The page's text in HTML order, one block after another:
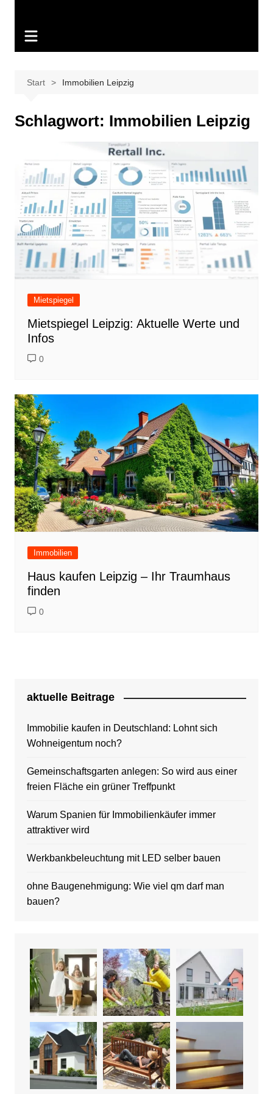
Start Immobilien Leipzig
Schlagwort: Immobilien Leipzig
Mietspiegel
Mietspiegel Leipzig: Aktuelle Werte und
Infos
0
Immobilien
Haus kaufen Leipzig – Ihr Traumhaus
finden
0
aktuelle Beitrage
Immobilie kaufen in Deutschland: Lohnt sich
Wohneigentum noch?
Gemeinschaftsgarten anlegen: So wird aus einer
freien Fläche ein grüner Treffpunkt
Warum Spanien für Immobilienkäufer immer
attraktiver wird
Werkbankbeleuchtung mit LED selber bauen
ohne Baugenehmigung: Wie viel qm darf man
bauen?